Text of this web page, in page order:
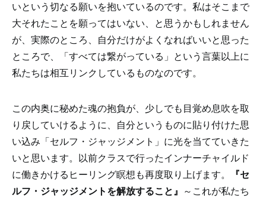
いという切なる願いを抱いているのです。私はそこまで
大それたことを願ってはいない、と思うかもしれません
が、実際のところ、自分だけがよくなればいいと思った
ところで、「すべては繋がっている」という言葉以上に
私たちは相互リンクしているものなのです。
この内奥に秘めた魂の抱負が、少しでも目覚め息吹を取
り戻していけるように、自分というものに貼り付けた思
い込み「セルフ・ジャッジメント」に光を当てていきた
いと思います。以前クラスで行ったインナーチャイルド
に働きかけるヒーリング瞑想も再度取り上げます。
『セ
ルフ・ジャッジメントを解放すること』
～これが私たち